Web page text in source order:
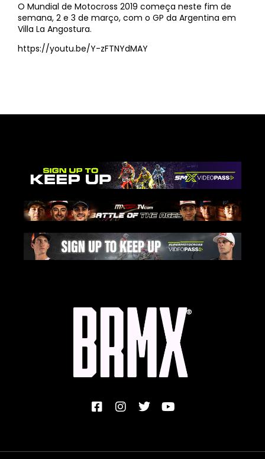
O Mundial de Motocross 2019 começa neste fim de
semana, 2 e 3 de março, com o GP da Argentina em
Villa La Angostura.
https://youtu.be/Y-zFTNYdMAY